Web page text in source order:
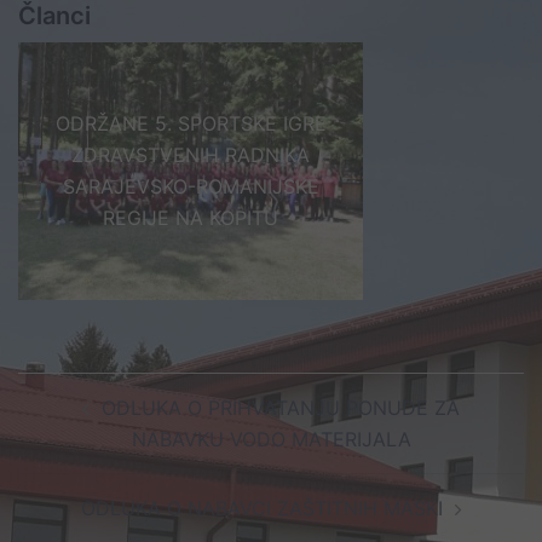
Članci
ODRŽANE 5. SPORTSKE IGRE
ZDRAVSTVENIH RADNIKA
SARAJEVSKO-ROMANIJSKE
REGIJE NA KOPITU
Post
navigationODLUKA O PRIHVATANJU PONUDE ZA
NABAVKU VODO MATERIJALA
ODLUKA O NABAVCI ZAŠTITNIH MASKI